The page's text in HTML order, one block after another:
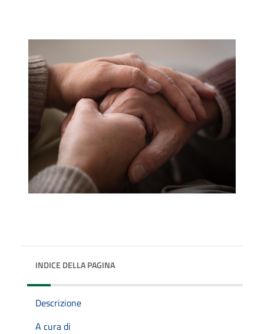
INDICE DELLA PAGINA
Descrizione
A cura di